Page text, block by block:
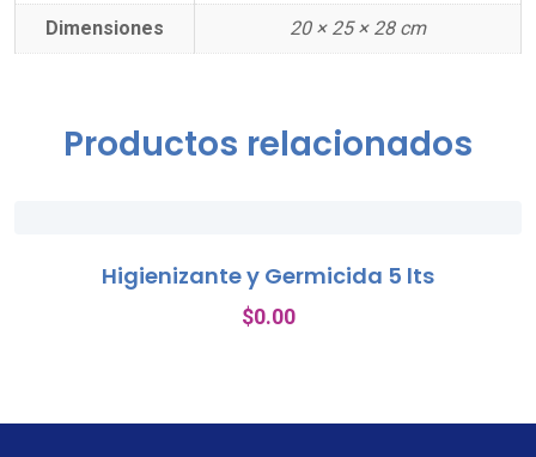
Dimensiones 20 × 25 × 28 cm
Productos relacionados
Higienizante y Germicida 5 lts
$0.00